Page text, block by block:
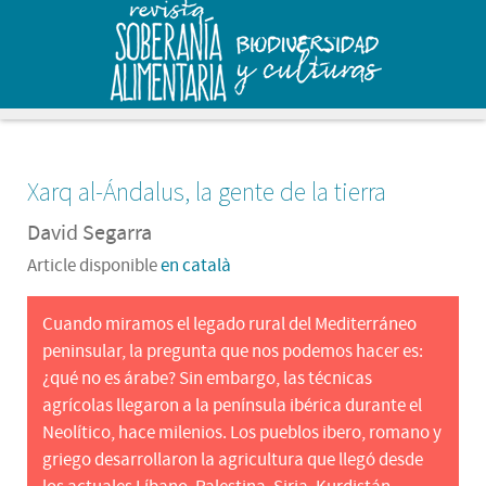
Xarq al-Ándalus, la gente de la tierra
David Segarra
Article disponibleen català
Cuando miramos el legado rural del Mediterráneo
peninsular, la pregunta que nos podemos hacer es:
¿qué no es árabe? Sin embargo, las técnicas
agrícolas llegaron a la península ibérica durante el
Neolítico, hace milenios. Los pueblos ibero, romano y
griego desarrollaron la agricultura que llegó desde